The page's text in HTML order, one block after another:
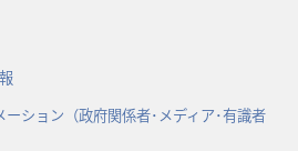
ーション（政府関係者･メディア･有識者